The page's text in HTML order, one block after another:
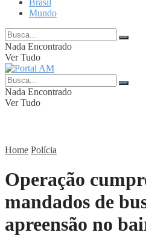
Brasil
Mundo
Nada Encontrado
Ver Tudo
Nada Encontrado
Ver Tudo
Home Polícia
Operação
mandados de
apreensão no